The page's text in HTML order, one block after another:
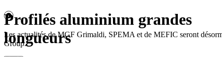
Les actualités de MGF Grimaldi, SPEMA et de MEFIC seront
Group.
Profilés aluminium grandes
longueurs